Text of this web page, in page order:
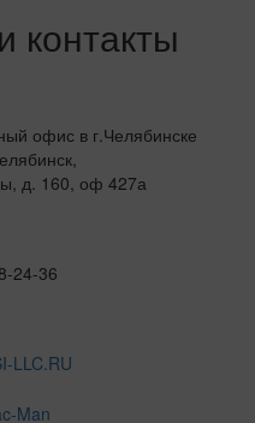
контакты
офис в г.Челябинске
д. 160, оф 427а
24-36
LLC.RU